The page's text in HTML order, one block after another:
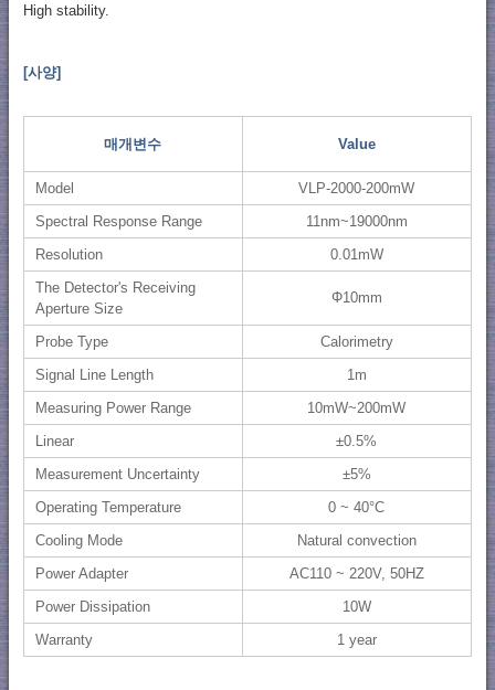
High stability.
[사양]
매개변수 Value
Model
VLP-2000-200mW
Spectral Response Range
11nm~19000nm
Resolution
0.01mW
The Detector's Receiving
Aperture Size
Φ10mm
Probe Type
Calorimetry
Signal Line Length
1m
Measuring Power Range
10mW~200mW
Linear
±0.5%
Measurement Uncertainty
±5%
Operating Temperature
0 ~ 40°C
Cooling Mode
Natural convection
Power Adapter
AC110 ~ 220V, 50HZ
Power Dissipation
10W
Warranty
1 year